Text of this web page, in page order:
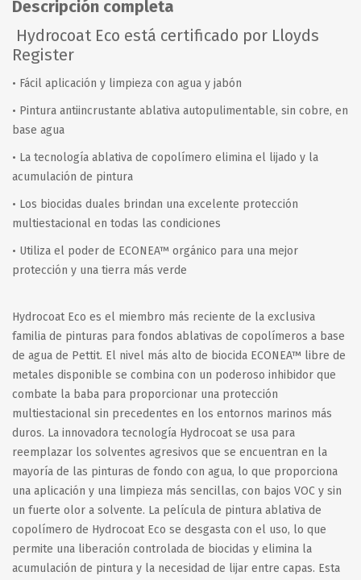
Descripción completa
Hydrocoat Eco está certificado por Lloyds
Register
• Fácil aplicación y limpieza con agua y jabón
• Pintura antiincrustante ablativa autopulimentable, sin cobre, en
base agua
• La tecnología ablativa de copolímero elimina el lijado y la
acumulación de pintura
• Los biocidas duales brindan una excelente protección
multiestacional en todas las condiciones
• Utiliza el poder de ECONEA™ orgánico para una mejor
protección y una tierra más verde
Hydrocoat Eco es el miembro más reciente de la exclusiva
familia de pinturas para fondos ablativas de copolímeros a base
de agua de Pettit. El nivel más alto de biocida ECONEA™ libre de
metales disponible se combina con un poderoso inhibidor que
combate la baba para proporcionar una protección
multiestacional sin precedentes en los entornos marinos más
duros. La innovadora tecnología Hydrocoat se usa para
reemplazar los solventes agresivos que se encuentran en la
mayoría de las pinturas de fondo con agua, lo que proporciona
una aplicación y una limpieza más sencillas, con bajos VOC y sin
un fuerte olor a solvente. La película de pintura ablativa de
copolímero de Hydrocoat Eco se desgasta con el uso, lo que
permite una liberación controlada de biocidas y elimina la
acumulación de pintura y la necesidad de lijar entre capas. Esta